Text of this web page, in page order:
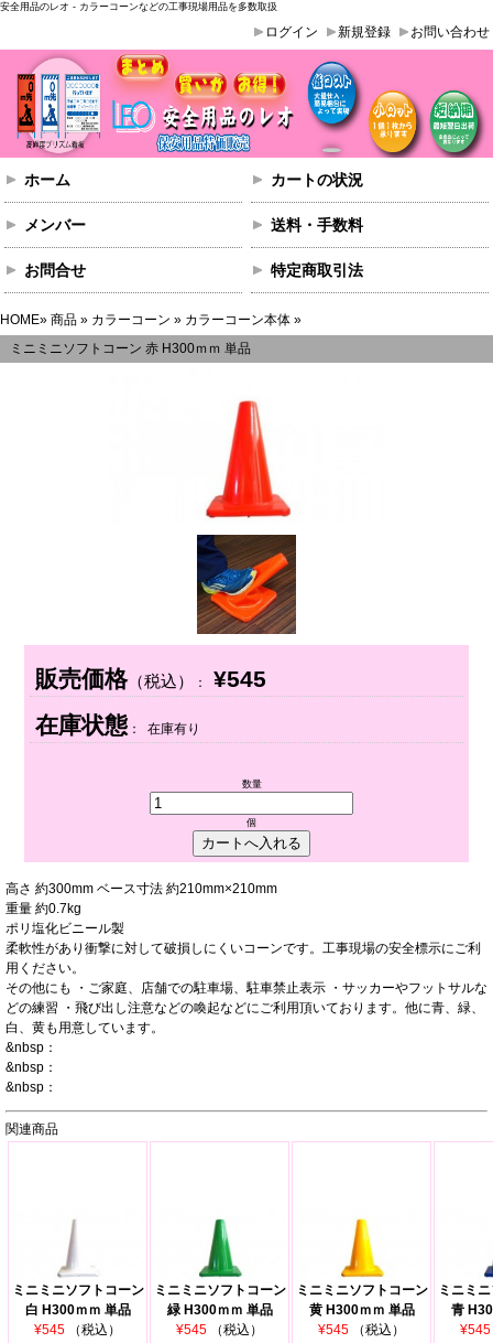
安全用品のレオ - カラーコーンなどの工事現場用品を多数取扱
お問い合わせ
新規登録
ログイン
ホーム カートの状況
メンバー 送料・手数料
お問合せ 特定商取引法
HOME» 商品 » カラーコーン » カラーコーン本体 »
ミニミニソフトコーン 赤 H300ｍｍ 単品
販売価格（税込） ： ¥545
在庫状態 ： 在庫有り
数量
個
高さ 約300mm ベース寸法 約210mm×210mm
重量 約0.7kg
ポリ塩化ビニール製
柔軟性があり衝撃に対して破損しにくいコーンです。工事現場の安全標示にご利
用ください。
その他にも ・ご家庭、店舗での駐車場、駐車禁止表示 ・サッカーやフットサルな
どの練習 ・飛び出し注意などの喚起などにご利用頂いております。他に青、緑、
白、黄も用意しています。
&nbsp：
&nbsp：
&nbsp：
関連商品
ミニミニソフトコーン
白 H300ｍｍ 単品
¥545
（税込）
ミニミニソフトコーン
緑 H300ｍｍ 単品
¥545
（税込）
ミニミニソフトコーン
黄 H300ｍｍ 単品
¥545
（税込）
ミニミ
青
¥545